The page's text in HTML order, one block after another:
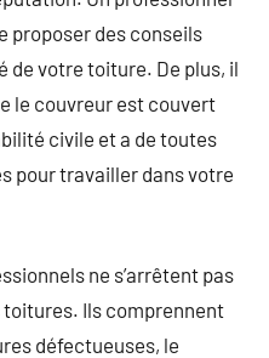
proposer des conseils
de votre toiture. De plus, il
le couvreur est couvert
civile et a de toutes
pour travailler dans votre
ne s’arrêtent pas
Ils comprennent
défectueuses, le